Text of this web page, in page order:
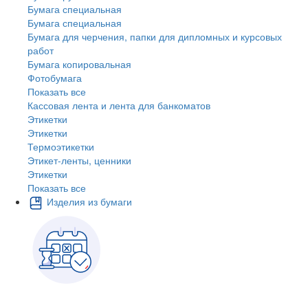
Бумага специальная
Бумага специальная
Бумага для черчения, папки для дипломных и курсовых
работ
Бумага копировальная
Фотобумага
Показать все
Кассовая лента и лента для банкоматов
Этикетки
Этикетки
Термоэтикетки
Этикет-ленты, ценники
Этикетки
Показать все
Изделия из бумаги